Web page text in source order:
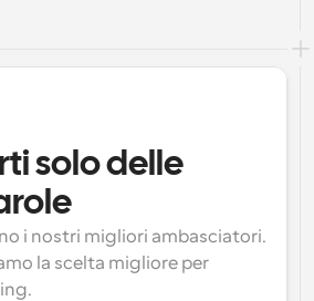
solo delle
i nostri migliori ambasciatori.
la scelta migliore per